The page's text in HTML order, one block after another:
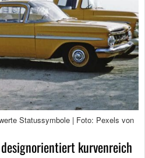
Statussymbole | Foto: Pexels von
kurvenreich